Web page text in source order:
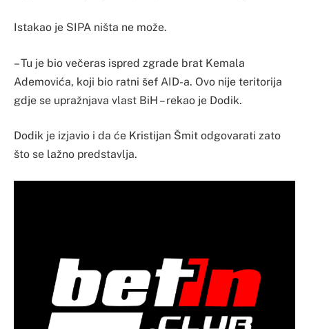
Istakao je SIPA ništa ne može.
– Tu je bio večeras ispred zgrade brat Kemala
Ademovića, koji bio ratni šef AID-a. Ovo nije teritorija
gdje se upražnjava vlast BiH – rekao je Dodik.
Dodik je izjavio i da će Kristijan Šmit odgovarati zato
što se lažno predstavlja.